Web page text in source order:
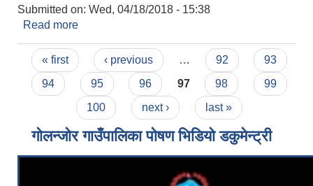
Submitted on: Wed, 04/18/2018 - 15:38
Read more
Pages
« first ‹ previous … 92
93
94
95 96 97 98
99
100
next › last »
गोलन्जोर गाउँपालिका पोषण भिडियो डकुमेन्ट्री